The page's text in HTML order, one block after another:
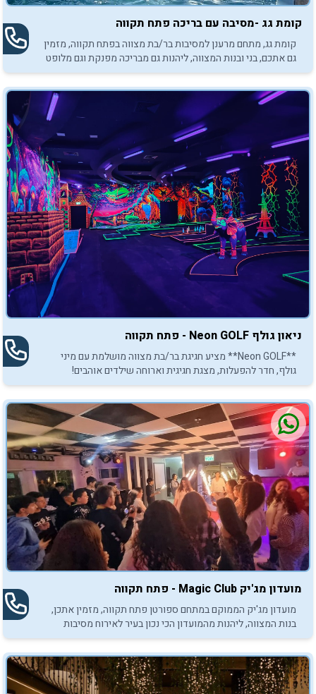
קומת גג -מסיבה עם בריכה פתח תקווה
קומת גג, מתחם מרענן למסיבות בר/בת מצווה בפתח תקווה, מזמין
גם אתכם, בני ובנות המצווה, ליהנות גם מבריכה מפנקת וגם מלופט
מאובזר.
ניאון גולף Neon GOLF - פתח תקווה
**Neon GOLF** מציע חגיגת בר/בת מצווה מושלמת עם מיני
גולף, חדר להפעלות, מצגת חגיגית וארוחה שילדים אוהבים!
מועדון מג'יק Magic Club - פתח תקווה
מועדון מג'יק הממוקם במתחם ספורטן פתח תקווה, מזמין אתכן,
בנות המצווה, ליהנות מהמועדון הכי נכון בעיר לאירוח מסיבות
ואירועי בת מצווה.